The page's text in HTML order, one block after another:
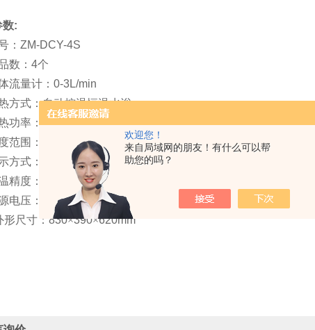
欢迎您！
来自局域网的朋友！有什么可以帮
助您的吗？
数:
： ZM-DCY-4S
数： 4个
流量计： 0-3L/min
热方式：自动控温恒温水浴
功率：1000W
度范围：室温— 99.9℃
示方式：数字显示
精度：±
电压：
220V 50HZ
形尺寸： 830×390×620mm